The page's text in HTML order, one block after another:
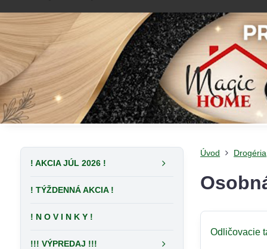
Úvod Drogéria
Odličovacie
! AKCIA JÚL 2026 !
! TÝŽDENNÁ AKCIA !
! N O V I N K Y !
!!! VÝPREDAJ !!!